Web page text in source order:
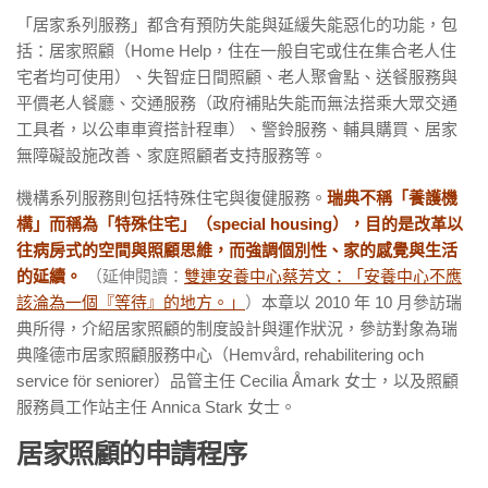
「居家系列服務」都含有預防失能與延緩失能惡化的功能，包
括：居家照顧（Home Help，住在一般自宅或住在集合老人住
宅者均可使用）、失智症日間照顧、老人聚會點、送餐服務與
平價老人餐廳、交通服務（政府補貼失能而無法搭乘大眾交通
工具者，以公車車資搭計程車）、警鈴服務、輔具購買、居家
無障礙設施改善、家庭照顧者支持服務等。
機構系列服務則包括特殊住宅與復健服務。 瑞典不稱「養護機
構」而稱為「特殊住宅」（special housing），目的是改革以
往病房式的空間與照顧思維，而強調個別性、家的感覺與生活
的延續。
（延伸閱讀： 雙連安養中心蔡芳文：「安養中心不應
該淪為一個『等待』的地方。」 ） 本章以 2010 年 10 月參訪瑞
典所得，介紹居家照顧的制度設計與運作狀況，參訪對象為瑞
典隆德市居家照顧服務中心（Hemvård, rehabilitering och
service för seniorer）品管主任 Cecilia Åmark 女士，以及照顧
服務員工作站主任 Annica Stark 女士。
居家照顧的申請程序